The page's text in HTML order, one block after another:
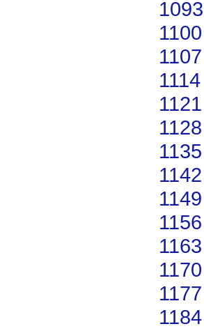
1093
1100
1107
1114
1121
1128
1135
1142
1149
1156
1163
1170
1177
1184